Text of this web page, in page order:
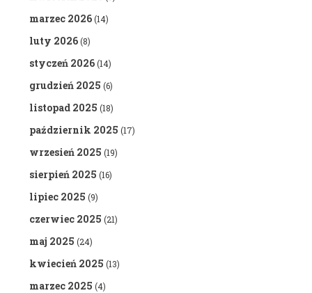
marzec 2026(14)
luty 2026(8)
styczeń 2026(14)
grudzień 2025 (6)
listopad 2025 (18)
październik 2025 (17)
wrzesień 2025 (19)
sierpień 2025 (16)
lipiec 2025 (9)
czerwiec 2025 (21)
maj 2025 (24)
kwiecień 2025 (13)
marzec 2025 (4)